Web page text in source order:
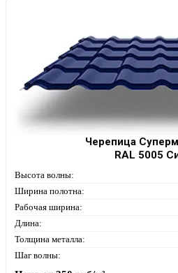
Черепица
RAL 5005
Высота волны:
Ширина полотна:
Рабочая ширина:
Длина:
Толщина металла:
Шаг волны: